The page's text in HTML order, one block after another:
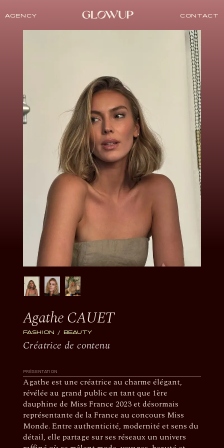
AGENCY CONTACT
Agathe CAUET
FASHION BEAUTY
Créatrice de contenu
PRÉSENTATION
Agathe est une créatrice au charme élégant,
révélée au grand public en tant que 1ère
dauphine de Miss France 2023 et désormais
représentante de la France au concours Miss
Monde. Entre authenticité, modernité et sens du
détail, elle partage sur ses réseaux un univers